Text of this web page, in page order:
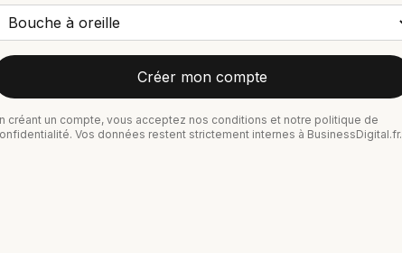
Créer mon compte
créant un compte, vous acceptez nos conditions et notre politique de
Vos données restent strictement internes à BusinessDigital.fr.